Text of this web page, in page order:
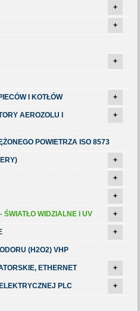
+
+
+
I KOTŁÓW +
AEROZOLU I
+
POWIETRZA ISO 8573
+
+
+
ŚWIATŁO WIDZIALNE I UV +
+
(H2O2) VHP
ETHERNET +
PLC +